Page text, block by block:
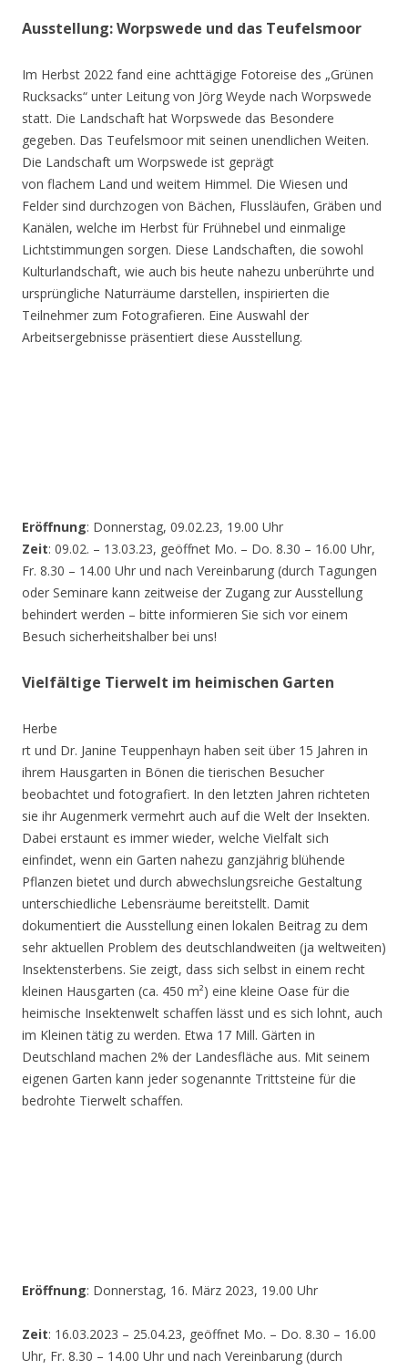
Ausstellung: Worpswede und das Teufelsmoor
Im Herbst 2022 fand eine achttägige Fotoreise des „Grünen
Rucksacks“ unter Leitung von Jörg Weyde nach Worpswede
statt. Die Landschaft hat Worpswede das Besondere
gegeben. Das Teufelsmoor mit seinen unendlichen Weiten.
Die Landschaft um Worpswede ist geprägt
von flachem Land und weitem Himmel. Die Wiesen und
Felder sind durchzogen von Bächen, Flussläufen, Gräben und
Kanälen, welche im Herbst für Frühnebel und einmalige
Lichtstimmungen sorgen. Diese Landschaften, die sowohl
Kulturlandschaft, wie auch bis heute nahezu unberührte und
ursprüngliche Naturräume darstellen, inspirierten die
Teilnehmer zum Fotografieren. Eine Auswahl der
Arbeitsergebnisse präsentiert diese Ausstellung.
Eröffnung: Donnerstag, 09.02.23, 19.00 Uhr
Zeit: 09.02. – 13.03.23, geöffnet Mo. – Do. 8.30 – 16.00 Uhr,
Fr. 8.30 – 14.00 Uhr und nach Vereinbarung (durch Tagungen
oder Seminare kann zeitweise der Zugang zur Ausstellung
behindert werden – bitte informieren Sie sich vor einem
Besuch sicherheitshalber bei uns!
Vielfältige Tierwelt im heimischen Garten
Herbe
rt und Dr. Janine Teuppenhayn haben seit über 15 Jahren in
ihrem Hausgarten in Bönen die tierischen Besucher
beobachtet und fotografiert. In den letzten Jahren richteten
sie ihr Augenmerk vermehrt auch auf die Welt der Insekten.
Dabei erstaunt es immer wieder, welche Vielfalt sich
einfindet, wenn ein Garten nahezu ganzjährig blühende
Pflanzen bietet und durch abwechslungsreiche Gestaltung
unterschiedliche Lebensräume bereitstellt. Damit
dokumentiert die Ausstellung einen lokalen Beitrag zu dem
sehr aktuellen Problem des deutschlandweiten (ja weltweiten)
Insektensterbens. Sie zeigt, dass sich selbst in einem recht
kleinen Hausgarten (ca. 450 m²) eine kleine Oase für die
heimische Insektenwelt schaffen lässt und es sich lohnt, auch
im Kleinen tätig zu werden. Etwa 17 Mill. Gärten in
Deutschland machen 2% der Landesfläche aus. Mit seinem
eigenen Garten kann jeder sogenannte Trittsteine für die
bedrohte Tierwelt schaffen.
Eröffnung: Donnerstag, 16. März 2023, 19.00 Uhr
Zeit: 16.03.2023 – 25.04.23, geöffnet Mo. – Do. 8.30 – 16.00
Uhr, Fr. 8.30 – 14.00 Uhr und nach Vereinbarung (durch